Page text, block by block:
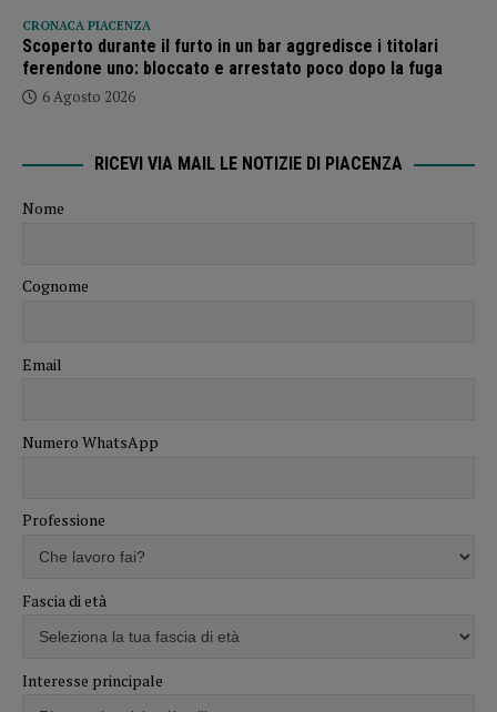
CRONACA PIACENZA
Scoperto durante il furto in un bar aggredisce i titolari
ferendone uno: bloccato e arrestato poco dopo la fuga
6 Agosto 2026
RICEVI VIA MAIL LE NOTIZIE DI PIACENZA
Nome
Cognome
Email
Numero WhatsApp
Professione
Fascia di età
Interesse principale